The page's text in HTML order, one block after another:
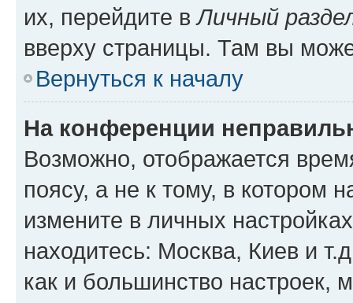
их, перейдите вЛичный
вверху страницы. Там вы
Вернуться к началу
На конференции
Возможно, отображается
поясу, а не к тому, в котором
измените в личных
находитесь: Москва, Киев и
как и большинство настроек,